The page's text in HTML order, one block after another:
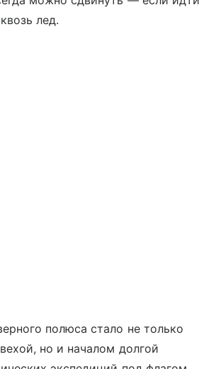
лед.
полюса стало не только
но и началом долгой